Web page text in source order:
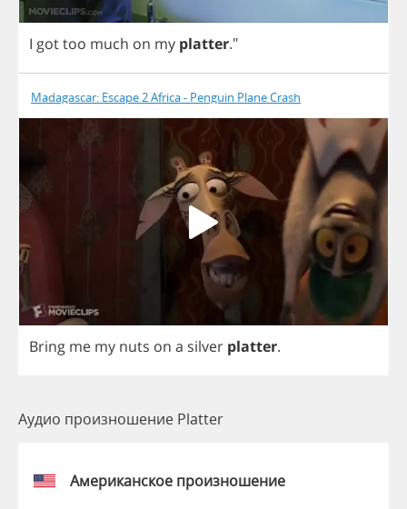
I gottoo much on my platter."
Madagascar: Escape 2 Africa - Penguin Plane Crash
Bring me my nuts on a silver platter.
Аудио произношение Platter
Американское произношение